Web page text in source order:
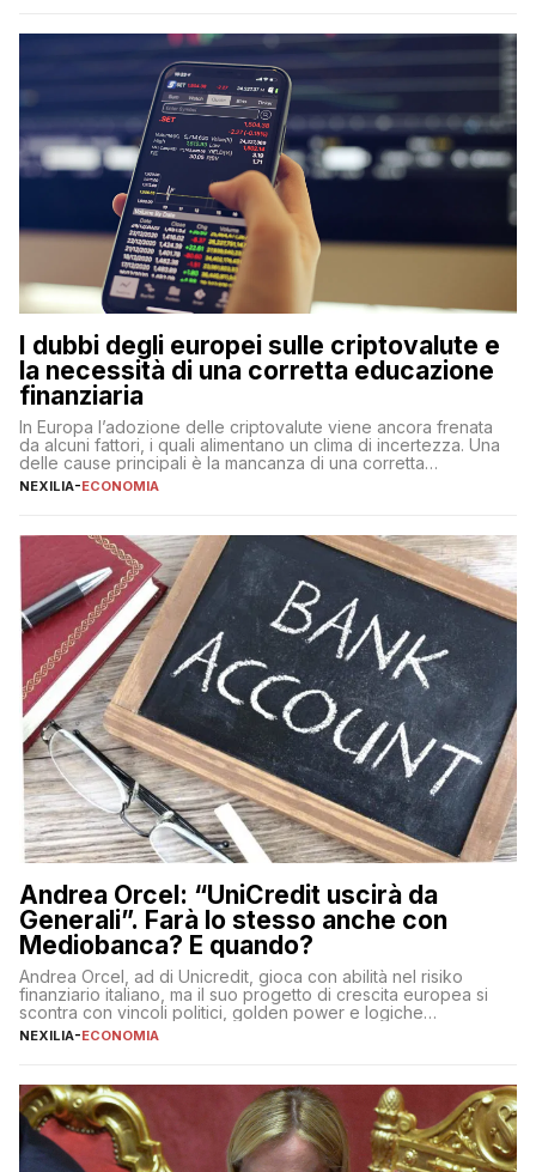
flessibilità e rendimento. Come funzionano […]
I dubbi degli europei sulle criptovalute e
la necessità di una corretta educazione
finanziaria
In Europa l’adozione delle criptovalute viene ancora frenata
da alcuni fattori, i quali alimentano un clima di incertezza. Una
delle cause principali è la mancanza di una corretta
educazione finanziaria, che impedisce ad una larga parte della
sulle criptovalute: […]
NEXILIA-ECONOMIA
Andrea Orcel: “UniCredit uscirà da
Generali”. Farà lo stesso anche con
Mediobanca? E quando?
Andrea Orcel, ad di Unicredit, gioca con abilità nel risiko
finanziario italiano, ma il suo progetto di crescita europea si
scontra con vincoli politici, golden power e logiche
protezionistiche. Orcel e la mossa su Generali Andrea Orcel,
NEXILIA-ECONOMIA